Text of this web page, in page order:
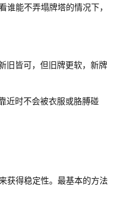
谁能不弄塌牌塔的情况下，
旧皆可，但旧牌更软，新牌
近时不会被衣服或胳膊碰
获得稳定性。最基本的方法